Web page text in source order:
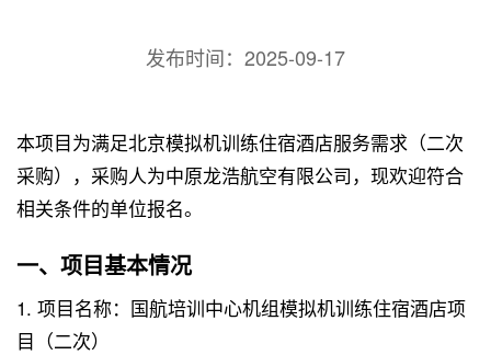
发布时间： 2025-09-17
本项目为满足北京模拟机训练住宿酒店服务需求（二次
采购），采购人为中原龙浩航空有限公司，现欢迎符合
相关条件的单位报名。
一、项目基本情况
1. 项目名称：国航培训中心机组模拟机训练住宿酒店项
目（二次）